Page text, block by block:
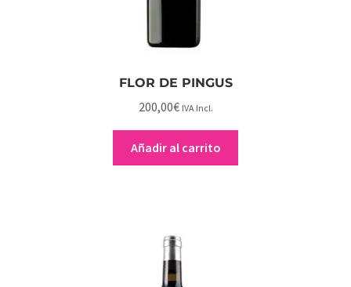
FLOR DE PINGUS
200,00€ IVA Incl.
Añadir al carrito